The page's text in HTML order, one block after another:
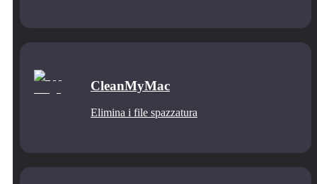
CleanMyMac
Elimina i file spazzatura